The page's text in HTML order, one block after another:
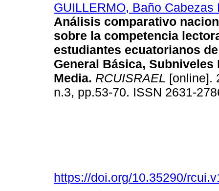
GUILLERMO, Baño Cabezas
Análisis comparativo
sobre la competencia
estudiantes ecuatorianos
General Básica, Subniveles
Media. RCUISRAEL [online].
n.3, pp.53-70. ISSN 2631-
https://doi.org/10.35290/